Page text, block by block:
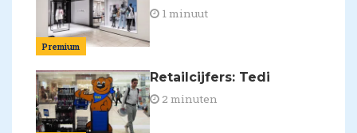
Premium
1 minuut
Retailcijfers: Tedi
2 minuten